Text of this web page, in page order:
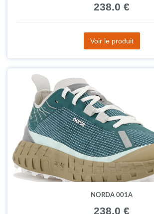
238.0 €
Voir le produit
NORDA 001A
238.0 €